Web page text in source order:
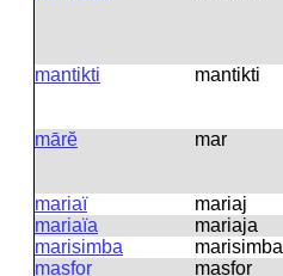
mantikti
mantikti
mārĕ
mar
mariaï
mariaj
mariaïa
mariaja
marisimba
marisimba
masfor
masfor